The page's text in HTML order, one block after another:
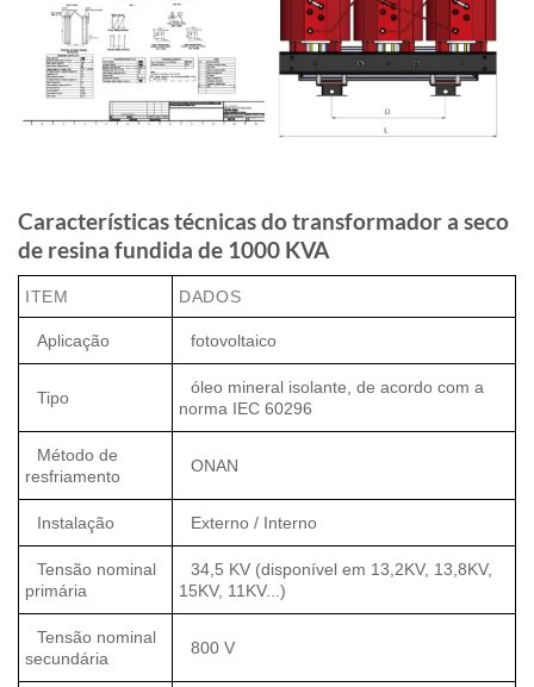
Características técnicas do transformador a seco
de resina fundida de 1000 KVA
ITEM DADOS
Aplicação fotovoltaico
Tipo
óleo mineral isolante, de acordo com a
norma IEC 60296
Método de
resfriamento
ONAN
Instalação Externo / Interno
Tensão nominal
primária
34,5 KV (disponível em 13,2KV, 13,8KV,
15KV, 11KV...)
Tensão nominal
secundária
800 V